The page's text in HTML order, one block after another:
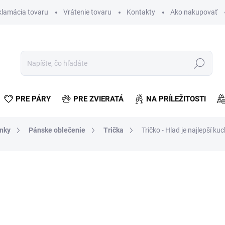
tovaru Vrátenie tovaru Kontakty Ako nakupovať
Hľadať
PRE PÁRY PRE ZVIERATÁ NA PRÍLEŽITOSTI
Pánske oblečenie Trička Tričko - Hlad je najlepší